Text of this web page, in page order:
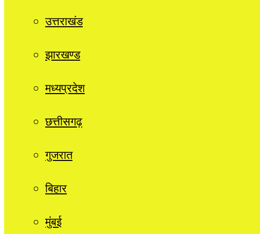
उत्तराखंड
झारखण्ड
मध्यप्रदेश
छत्तीसगढ़
गुजरात
बिहार
मुंबई